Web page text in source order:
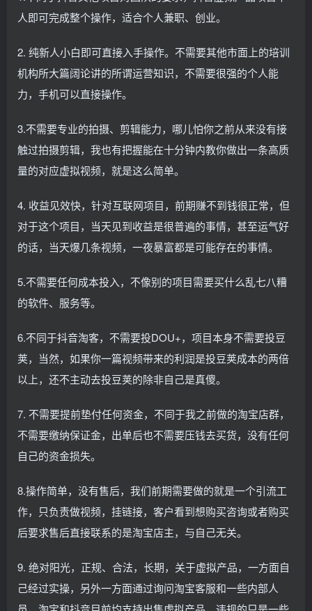
人即可完成整个操作，适合个人兼职、创业。
2. 纯新人小白即可直接入手操作。不需要其他市面上的培训
机构所大篇阔论讲的所谓运营知识，不需要很强的个人能
力，手机可以直接操作。
3.不需要专业的拍摄、剪辑能力，哪儿怕你之前从来没有接
触过拍摄剪辑，我也有把握能在十分钟内教你做出一条高质
量的对应虚拟视频，就是这么简单。
4. 收益见效快，针对互联网项目，前期赚不到钱很正常，但
对于这个项目，当天见到收益是很普遍的事情，甚至运气好
的话，当天爆几条视频，一夜暴富都是可能存在的事情。
5.不需要任何成本投入，不像别的项目需要买什么乱七八糟
的软件、服务等。
6.不同于抖音淘客，不需要投DOU+，项目本身不需要投豆
荚，当然，如果你一篇视频带来的利润是投豆荚成本的两倍
以上，还不主动去投豆荚的除非自己是真傻。
7. 不需要提前垫付任何资金，不同于我之前做的淘宝店群，
不需要缴纳保证金，出单后也不需要压钱去买货，没有任何
自己的资金损失。
8.操作简单，没有售后，我们前期需要做的就是一个引流工
作，只负责做视频，挂链接，客户看到想购买咨询或者购买
后要求售后直接联系的是淘宝店主，与自己无关。
9. 绝对阳光，正规、合法，长期，关于虚拟产品，一方面自
己经过实操，另外一方面通过询问淘宝客服和一些内部人